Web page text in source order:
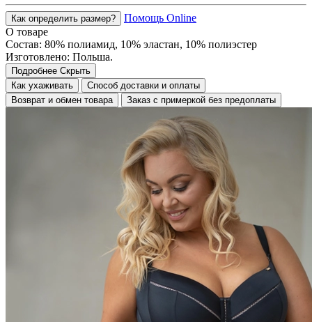
Как определить размер?
Помощь Online
О товаре
Состав: 80% полиамид, 10% эластан, 10% полиэстер
Изготовлено: Польша.
Подробнее Скрыть
Как ухаживать
Способ доставки и оплаты
Возврат и обмен товара
Заказ с примеркой без предоплаты